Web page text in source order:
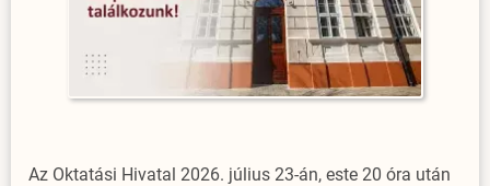
Az Oktatási Hivatal 2026. július 23-án, este 20 óra után